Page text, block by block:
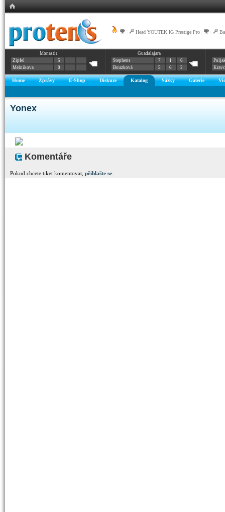
Head YOUTEK IG Prestige Pro
Monastir
Zipfel
5
Melnikova
0
Guadalajara
Stephens
7 1
6
Bouzková
5 6 2
Home Zprávy E-Shop Diskuze Katalog Sázky Galerie
Yonex
Komentáře
Pokud chcete tiket komentovat, přihlašte se